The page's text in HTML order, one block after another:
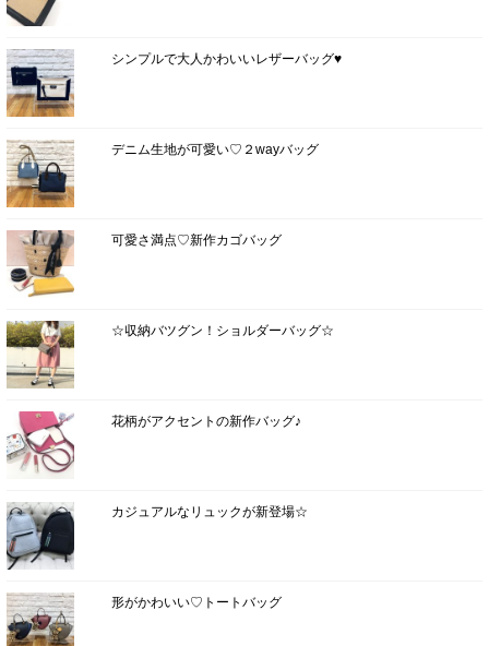
シンプルで大人かわいいレザーバッグ♥
デニム生地が可愛い♡２wayバッグ
可愛さ満点♡新作カゴバッグ
☆収納バツグン！ショルダーバッグ☆
花柄がアクセントの新作バッグ♪
カジュアルなリュックが新登場☆
形がかわいい♡トートバッグ